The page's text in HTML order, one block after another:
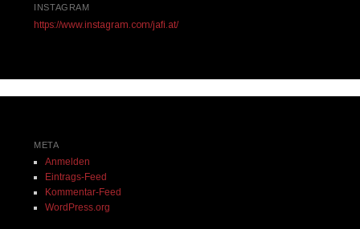
INSTAGRAM
https://www.instagram.com/jafi.at/
META
Anmelden
Eintrags-Feed
Kommentar-Feed
WordPress.org